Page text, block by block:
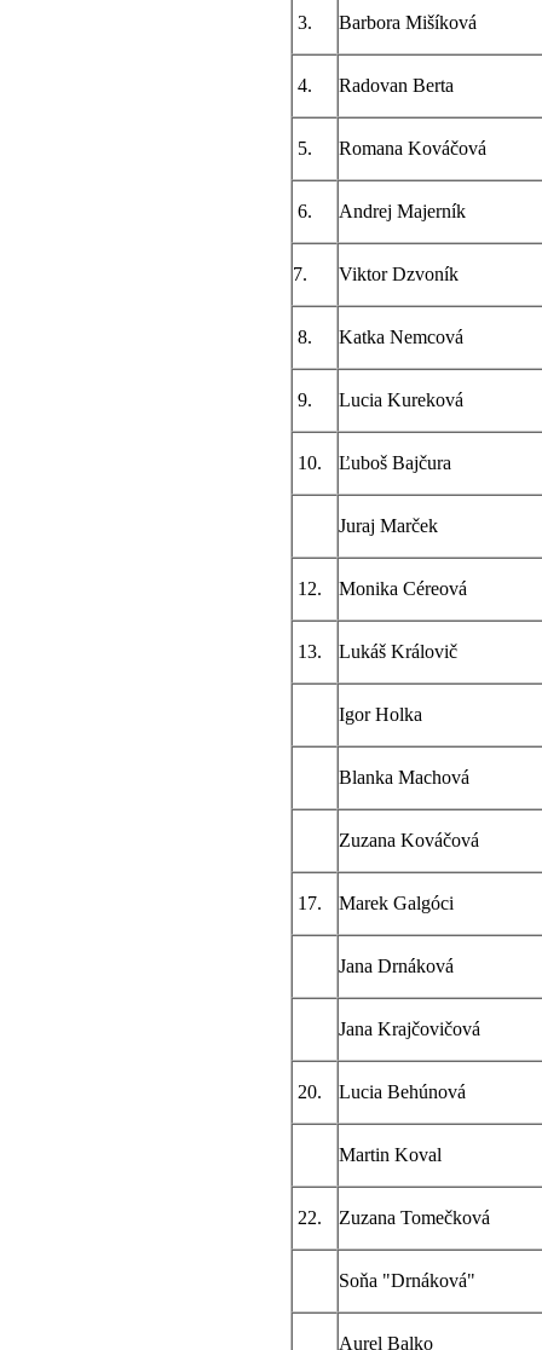
3. Barbora Mišíková
4. Radovan Berta
5. Romana Kováčová
6. Andrej Majerník
7. Viktor Dzvoník
8. Katka Nemcová
9. Lucia Kureková
10. Ľuboš Bajčura
Juraj Marček
12. Monika Céreová
13. Lukáš Královič
Igor Holka
Blanka Machová
Zuzana Kováčová
17. Marek Galgóci
Jana Drnáková
Jana Krajčovičová
20. Lucia Behúnová
Martin Koval
22. Zuzana Tomečková
Soňa "Drnáková"
Aurel Balko